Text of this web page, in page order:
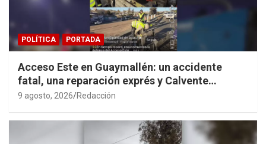
POLÍTICA PORTADA
Acceso Este en Guaymallén: un accidente
fatal, una reparación exprés y Calvente
haciendo propaganda personal
9 agosto, 2026 Redacción